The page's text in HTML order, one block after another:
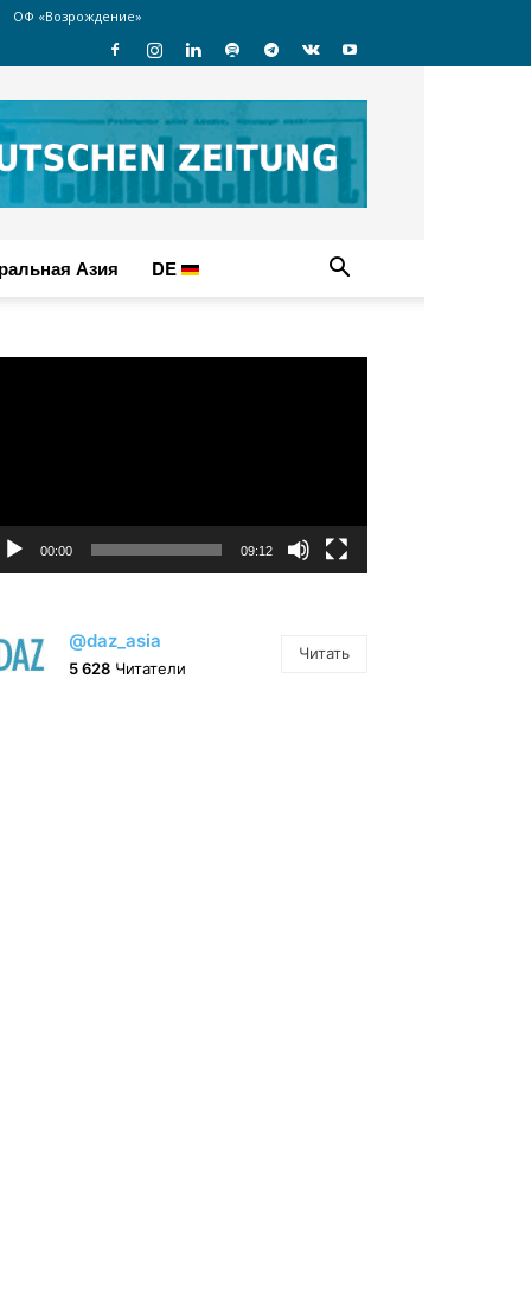
ОФ «Возрождение»
Азия DE
00:00 09:12
@daz_asia
5 628 Читатели
Читать